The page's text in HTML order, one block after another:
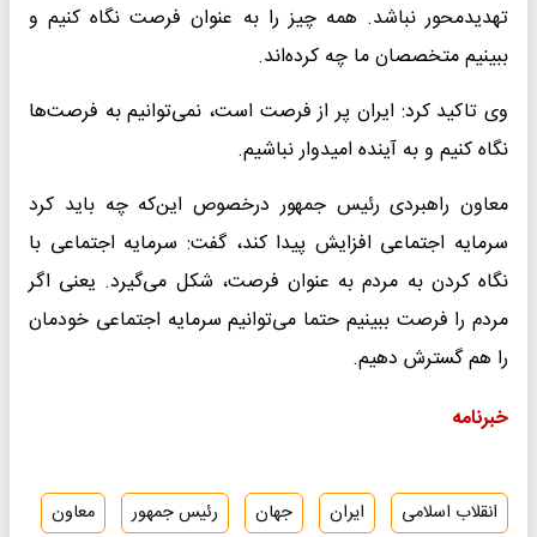
تهدیدمحور نباشد. همه چیز را به عنوان فرصت نگاه کنیم و
ببینیم متخصصان ما چه کرده‌اند.
وی تاکید کرد: ایران پر از فرصت است، نمی‌توانیم به فرصت‌ها
نگاه کنیم و به آینده امیدوار نباشیم.
معاون راهبردی رئیس جمهور درخصوص این‌که چه باید کرد
سرمایه اجتماعی افزایش پیدا کند، گفت: سرمایه اجتماعی با
نگاه کردن به مردم به عنوان فرصت، شکل می‌گیرد. یعنی اگر
مردم را فرصت ببینیم حتما می‌توانیم سرمایه اجتماعی خودمان
را هم گسترش دهیم.
خبرنامه
انقلاب اسلامی ایران جهان رئیس جمهور معاون